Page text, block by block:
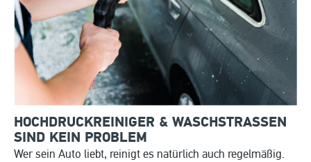
HOCHDRUCKREINIGER & WASCHSTRASSEN S
IND KEIN PROBLEM
Wer sein Auto liebt, reinigt es natürlich auch regelmäßig.